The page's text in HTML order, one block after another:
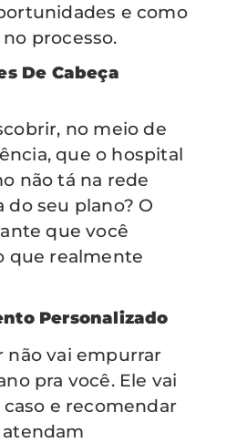
e como
processo.
De Cabeça
no meio de
que o hospital
não tá na rede
do seu plano? O
que você
que realmente
Personalizado
não vai empurrar
pra você. Ele vai
caso e recomendar